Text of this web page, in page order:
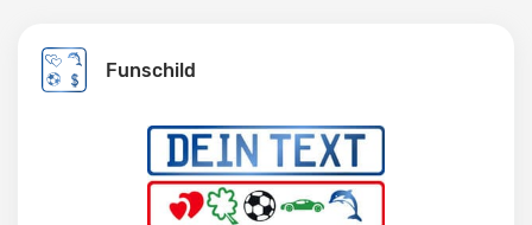
Funschild